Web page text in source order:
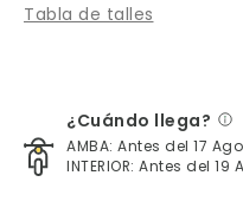
Tabla de talles
¿Cuándo llega?
AMBA: Antes del 17
INTERIOR: Antes del 19